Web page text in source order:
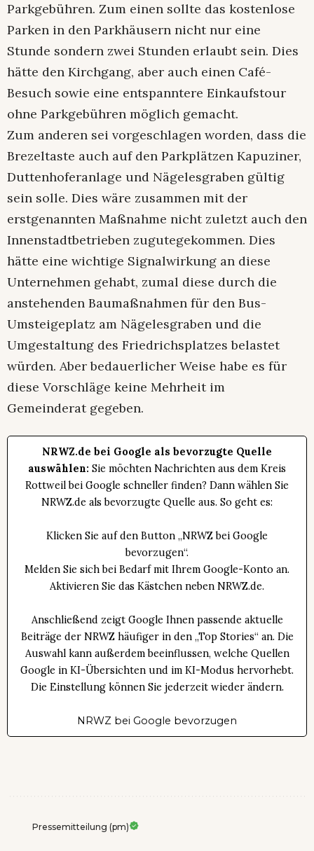
Parkgebühren. Zum einen sollte das kostenlose
Parken in den Parkhäusern nicht nur eine
Stunde sondern zwei Stunden erlaubt sein. Dies
hätte den Kirchgang, aber auch einen Café-
Besuch sowie eine entspanntere Einkaufstour
ohne Parkgebühren möglich gemacht.
Zum anderen sei vorgeschlagen worden, dass die
Brezeltaste auch auf den Parkplätzen Kapuziner,
Duttenhoferanlage und Nägelesgraben gültig
sein solle. Dies wäre zusammen mit der
erstgenannten Maßnahme nicht zuletzt auch den
Innenstadtbetrieben zugutegekommen. Dies
hätte eine wichtige Signalwirkung an diese
Unternehmen gehabt, zumal diese durch die
anstehenden Baumaßnahmen für den Bus-
Umsteigeplatz am Nägelesgraben und die
Umgestaltung des Friedrichsplatzes belastet
würden. Aber bedauerlicher Weise habe es für
diese Vorschläge keine Mehrheit im
Gemeinderat gegeben.
NRWZ.de bei Google als bevorzugte Quelle
auswählen: Sie möchten Nachrichten aus dem Kreis
Rottweil bei Google schneller finden? Dann wählen Sie
NRWZ.de als bevorzugte Quelle aus. So geht es:
Klicken Sie auf den Button „NRWZ bei Google
bevorzugen“.
Melden Sie sich bei Bedarf mit Ihrem Google-Konto an.
Aktivieren Sie das Kästchen neben NRWZ.de.
Anschließend zeigt Google Ihnen passende aktuelle
Beiträge der NRWZ häufiger in den „Top Stories“ an. Die
Auswahl kann außerdem beeinflussen, welche Quellen
Google in KI-Übersichten und im KI-Modus hervorhebt.
Die Einstellung können Sie jederzeit wieder ändern.
NRWZ bei Google bevorzugen
Pressemitteilung (pm)